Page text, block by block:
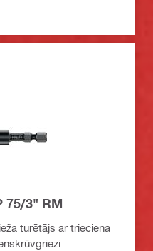
75/3" RM
turētājs ar trieciena